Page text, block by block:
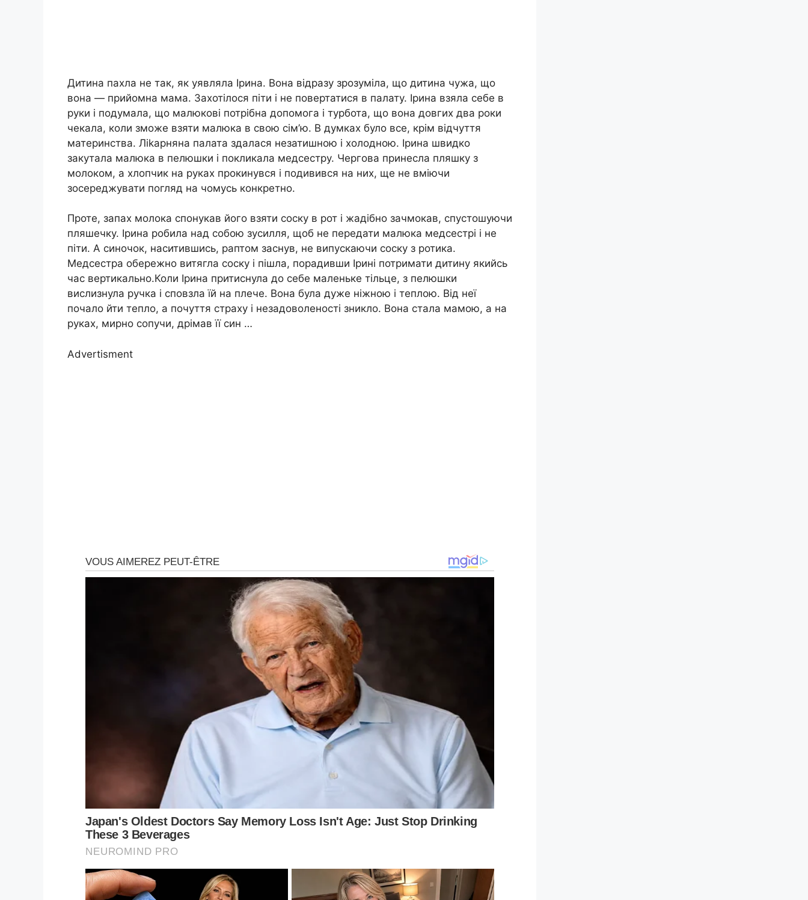
Дитина пахла не так, як уявляла Ірина. Вона відразу зрозуміла, що дитина чужа, що
вона — прийомна мама. Захотілося піти і не повертатися в палату. Ірина взяла себе в
руки і подумала, що малюкові потрібна допомога і турбота, що вона довгих два роки
чекала, коли зможе взяти малюка в свою сім’ю. В думках було все, крім відчуття
материнства. Ліkарняна палата здалася незатишною і холодною. Ірина швидко
закутала малюка в пелюшки і покликала медсестру. Чергова принесла пляшку з
молоком, а хлопчик на руках прокинувся і подивився на них, ще не вміючи
зосереджувати погляд на чомусь конкретно.
Проте, запах молока спонукав його взяти соску в рот і жадібно зачмокав, спустошуючи
пляшечку. Ірина робила над собою зусилля, щоб не передати малюка медсестрі і не
піти. А синочок, наситившись, раптом заснув, не випускаючи соску з ротика.
Медсестра обережно витягла соску і пішла, порадивши Ірині потримати дитину якийсь
час вертикально.Коли Ірина притиснула до себе маленьке тільце, з пелюшки
вислизнула ручка і сповзла їй на плече. Вона була дуже ніжною і теплою. Від неї
почало йти тепло, а почуття страху і незадоволеності зникло. Вона стала мамою, а на
руках, мирно сопучи, дрімав її син …
Advertisment